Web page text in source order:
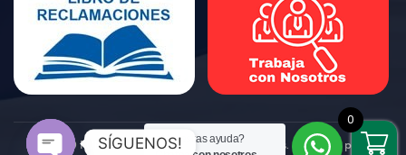
@2020 FUMIX - Todos los derechos reservados. Diseñado por
¿Necesitas ayuda?
0
SÍGUENOS!